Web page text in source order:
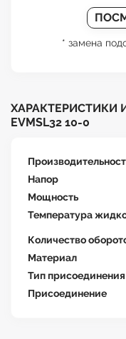
* замена
ХАРАКТЕРИСТИКИ
EVMSL32 10-0
Напор
Мощность
Температура
Количество
Материал
Тип присоединения
Присоединение